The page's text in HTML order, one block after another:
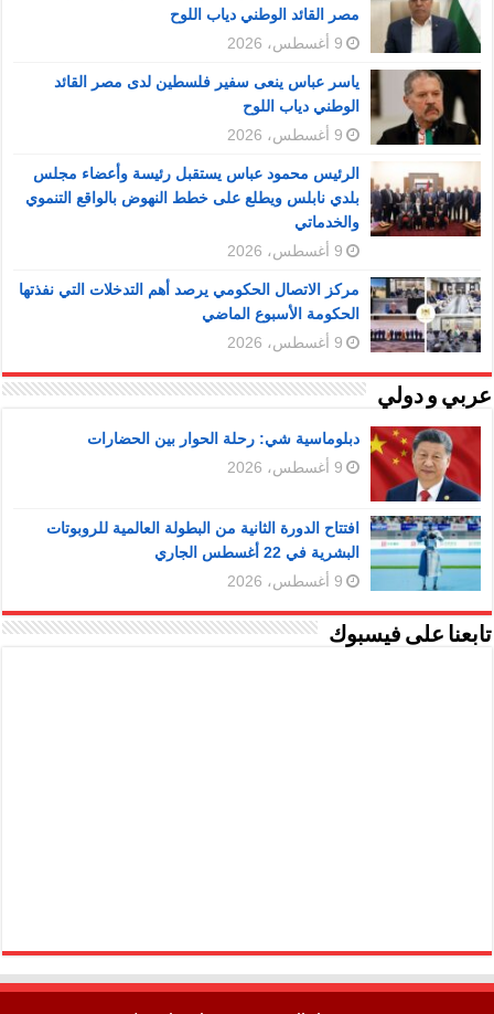
مصر القائد الوطني دياب اللوح
9 أغسطس، 2026
ياسر عباس ينعى سفير فلسطين لدى مصر القائد
الوطني دياب اللوح
9 أغسطس، 2026
الرئيس محمود عباس يستقبل رئيسة وأعضاء مجلس
بلدي نابلس ويطلع على خطط النهوض بالواقع التنموي
والخدماتي
9 أغسطس، 2026
مركز الاتصال الحكومي يرصد أهم التدخلات التي نفذتها
الحكومة الأسبوع الماضي
9 أغسطس، 2026
عربي و دولي
دبلوماسية شي: رحلة الحوار بين الحضارات
9 أغسطس، 2026
افتتاح الدورة الثانية من البطولة العالمية للروبوتات
البشرية في 22 أغسطس الجاري
9 أغسطس، 2026
تابعنا على فيسبوك